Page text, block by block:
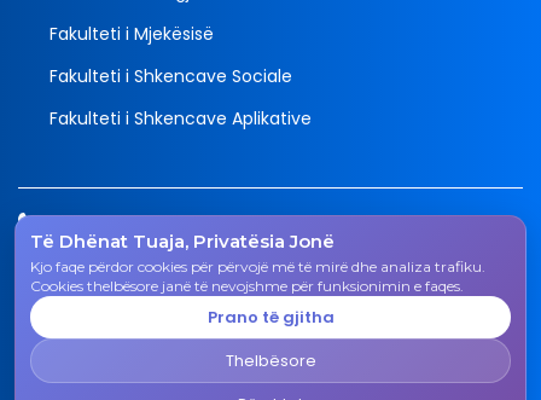
Të Dhënat Tuaja, Privatësia Jonë
Kjo faqe përdor cookies për përvojë më të mirë dhe analiza trafiku.
Cookies thelbësore janë të nevojshme për funksionimin e faqes.
Prano të gjitha
Thelbësore
Fakulteti i Mjekësisë
Fakulteti i Shkencave Sociale
Fakulteti i Shkencave Aplikative
Tel.
038 200 20 831
Email
rektorati@uni-gjk.org
Rektorati - Rr. "Ismail Qemali", n.n., 50 000 Gjakovë,
Republika e Kosovës